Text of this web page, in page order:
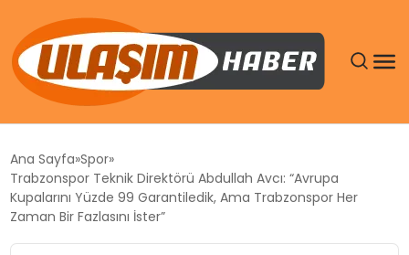
SIYASET
DÜNYA
Ana Sayfa Spor
Trabzonspor Teknik Direktörü Abdullah Avcı: “Avrupa
Kupalarını Yüzde 99 Garantiledik, Ama Trabzonspor Her
Zaman Bir Fazlasını İster”